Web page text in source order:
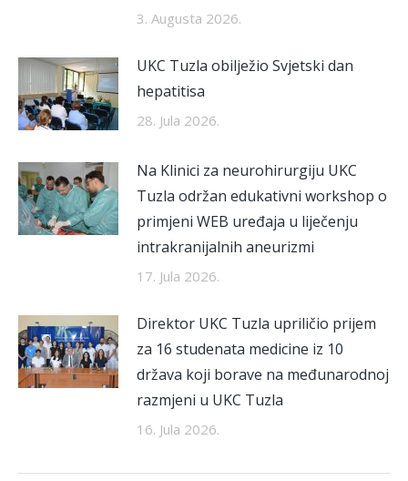
3. Augusta 2026.
UKC Tuzla obilježio Svjetski dan
hepatitisa
28. Jula 2026.
Na Klinici za neurohirurgiju UKC
Tuzla održan edukativni workshop o
primjeni WEB uređaja u liječenju
intrakranijalnih aneurizmi
17. Jula 2026.
Direktor UKC Tuzla upriličio prijem
za 16 studenata medicine iz 10
država koji borave na međunarodnoj
razmjeni u UKC Tuzla
16. Jula 2026.